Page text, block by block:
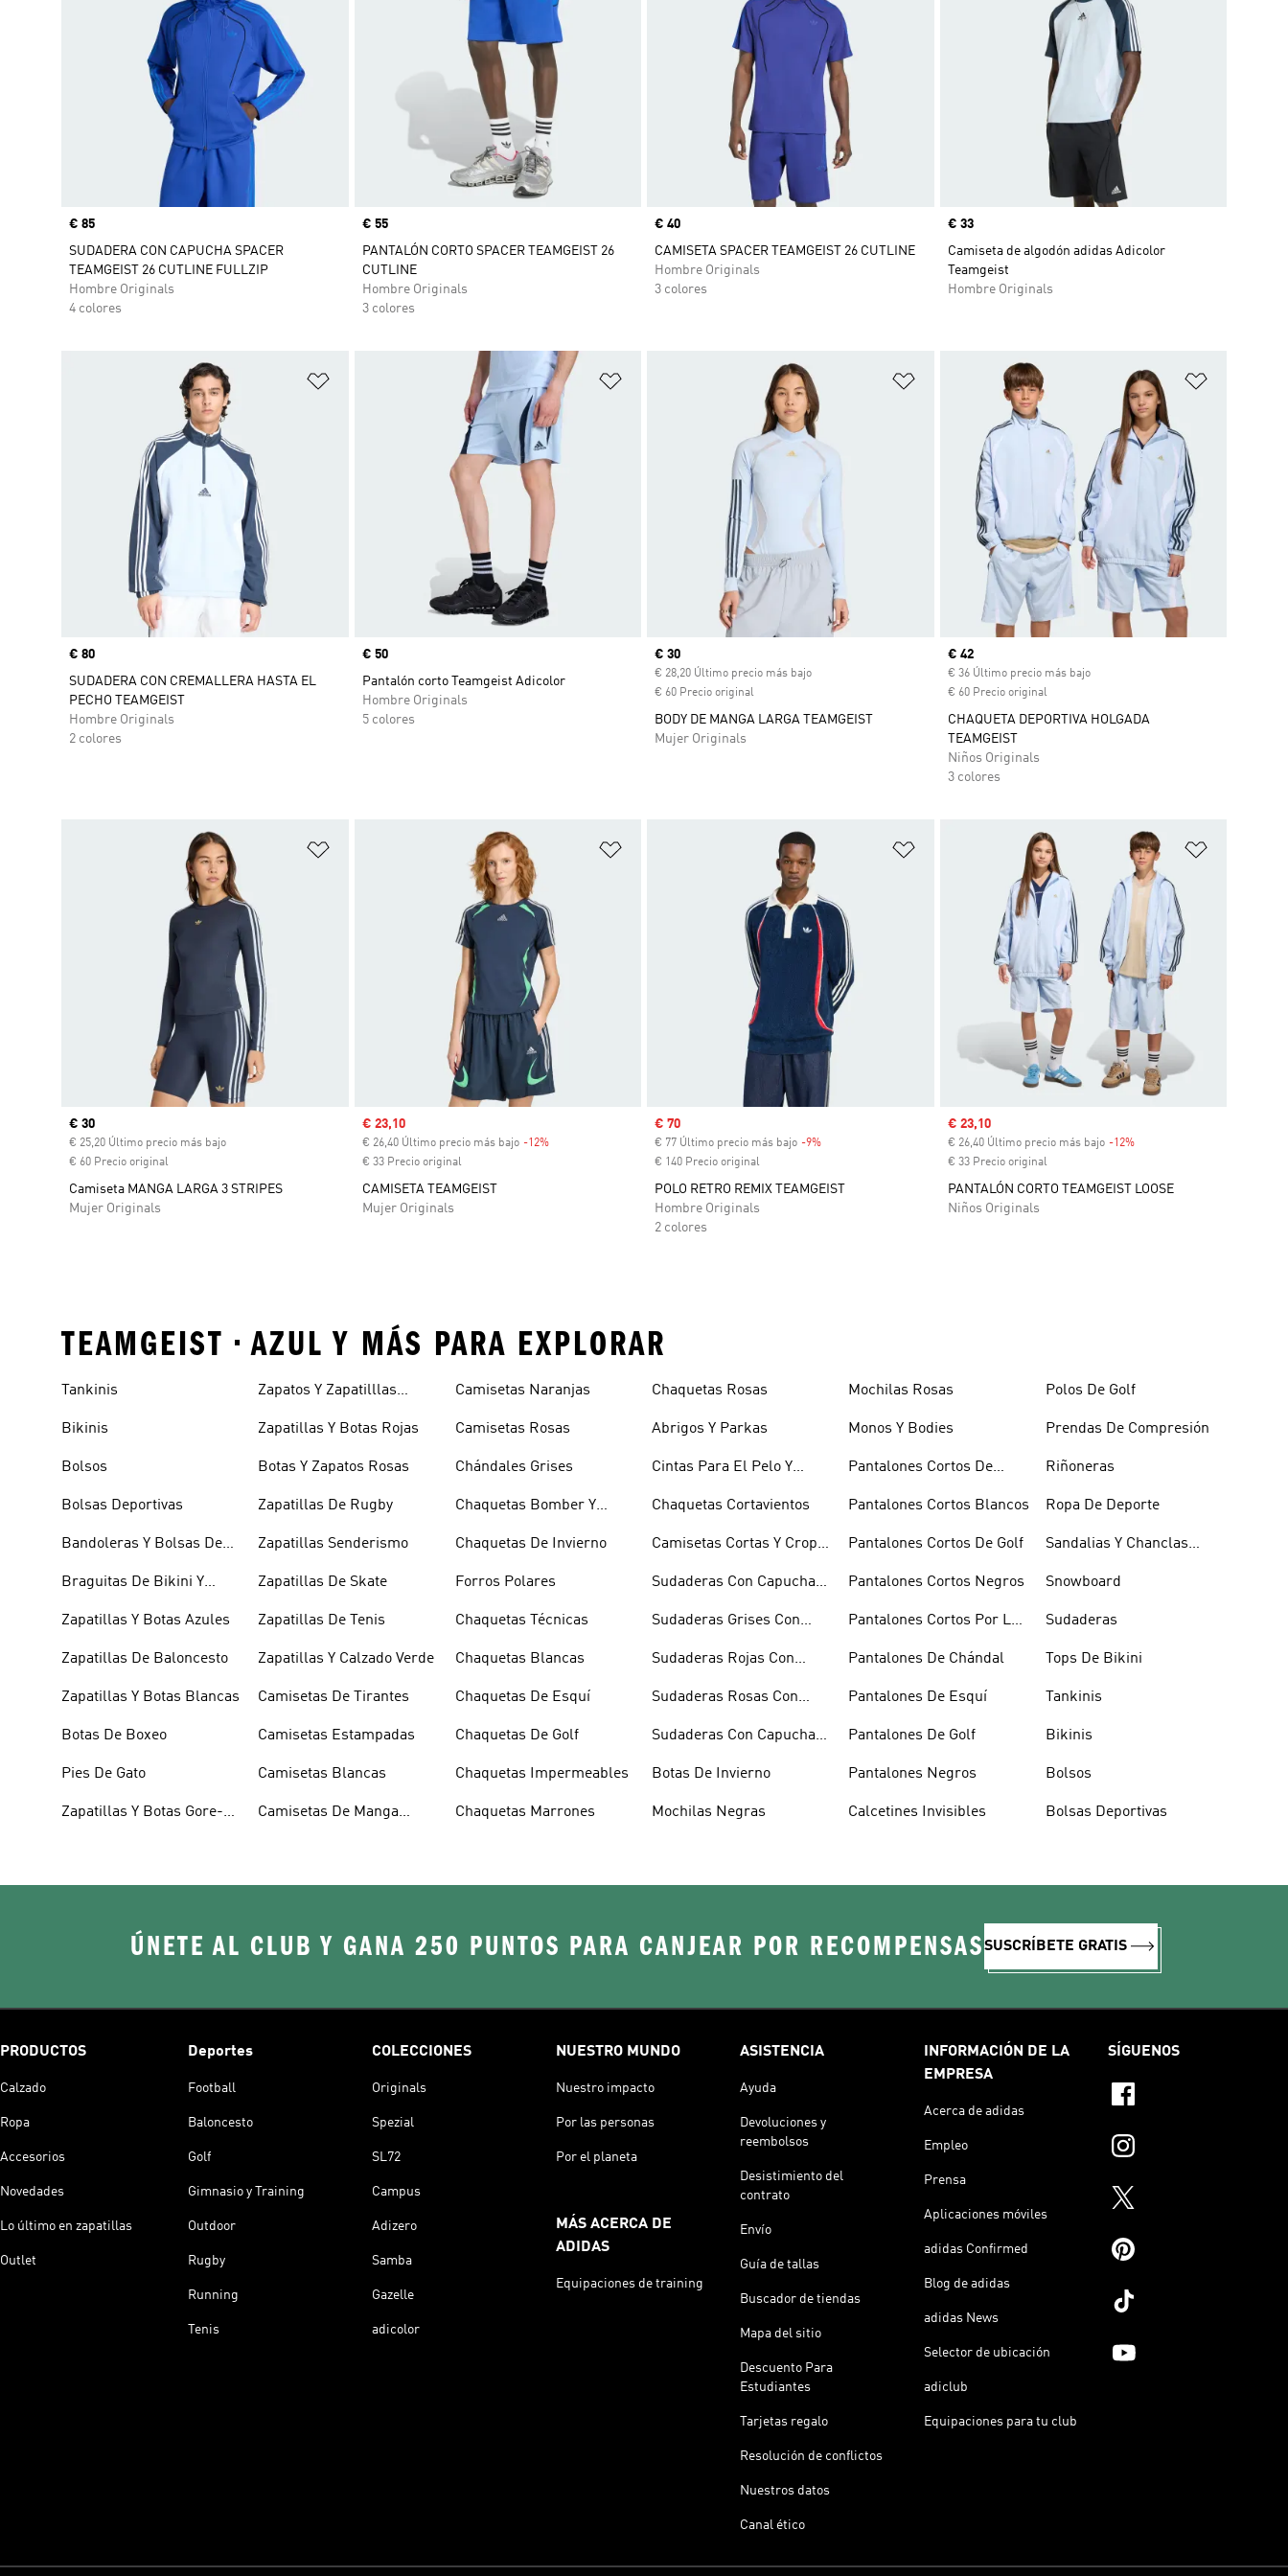
Precio
€ 85
SUDADERA CON CAPUCHA SPACER
TEAMGEIST 26 CUTLINE FULLZIP
Hombre Originals
4 colores
Precio
€ 55
PANTALÓN CORTO SPACER TEAMGEIST 26
CUTLINE
Hombre Originals
3 colores
Precio
€ 40
CAMISETA SPACER TEAMGEIST 26 CUTLINE
Hombre Originals
3 colores
Precio
€ 33
Camiseta de algodón adidas Adicolor
Teamgeist
Hombre Originals
Añadir a la lista de deseos
Precio
€ 80
SUDADERA CON CREMALLERA HASTA EL
PECHO TEAMGEIST
Hombre Originals
2 colores
Añadir a la lista de deseos
Precio
€ 50
Pantalón corto Teamgeist Adicolor
Hombre Originals
5 colores
Añadir a la lista de deseos
Precio actual
€ 30
€ 28,20 Último precio más bajo
€ 60 Precio original
BODY DE MANGA LARGA TEAMGEIST
Mujer Originals
Precio actual
€ 42
€ 36 Último precio más bajo
€ 60 Precio original
CHAQUETA DEPORTIVA HOLGADA
TEAMGEIST
Niños Originals
3 colores
Añadir a la lista de deseos
Precio actual
€ 30
€ 25,20 Último precio más bajo
€ 60 Precio original
Camiseta MANGA LARGA 3 STRIPES
Mujer Originals
Añadir a la lista de deseos
Precio de venta
€ 23,10
€ 26,40 Último precio más bajo -12%Descuento
€ 33 Precio original
CAMISETA TEAMGEIST
Mujer Originals
Añadir a la lista de deseos
Precio de venta
€ 70
€ 77 Último precio más bajo -9%
€ 140 Precio original
POLO RETRO REMIX TEAMGEIST
Hombre Originals
2 colores
Precio de venta
€ 23,10
€ 26,40 Último precio más bajo -12%Descuento
€ 33 Precio original
PANTALÓN CORTO TEAMGEIST LOOSE
Niños Originals
TEAMGEIST • AZUL Y MÁS PARA EXPLORAR
Tankinis
Bikinis
Bolsos
Bolsas Deportivas
Bandoleras Y Bolsas De
Braguitas De Bikini Y
Zapatillas Y Botas Azules
Zapatillas De Baloncesto
Zapatillas Y Botas Blancas
Botas De Boxeo
Pies De Gato
Zapatillas Y Botas Gore-
Zapatos Y Zapatilllas
Zapatillas Y Botas Rojas
Botas Y Zapatos Rosas
Zapatillas De Rugby
Zapatillas Senderismo
Zapatillas De Skate
Zapatillas De Tenis
Zapatillas Y Calzado Verde
Camisetas De Tirantes
Camisetas Estampadas
Camisetas Blancas
Camisetas De Manga
Camisetas Naranjas
Camisetas Rosas
Chándales Grises
Chaquetas Bomber Y
Chaquetas De Invierno
Forros Polares
Chaquetas Técnicas
Chaquetas Blancas
Chaquetas De Esquí
Chaquetas De Golf
Chaquetas Impermeables
Chaquetas Marrones
Chaquetas Rosas
Abrigos Y Parkas
Cintas Para El Pelo Y
Chaquetas Cortavientos
Camisetas Cortas Y Crop
Sudaderas Con Capucha
Sudaderas Grises Con
Sudaderas Rojas Con
Sudaderas Rosas Con
Sudaderas Con Capucha
Botas De Invierno
Mochilas Negras
Mochilas Rosas
Monos Y Bodies
Pantalones Cortos De
Pantalones Cortos Blancos
Pantalones Cortos De Golf
Pantalones Cortos Negros
Pantalones Cortos Por La
Pantalones De Chándal
Pantalones De Esquí
Pantalones De Golf
Pantalones Negros
Calcetines Invisibles
Polos De Golf
Prendas De Compresión
Riñoneras
Ropa De Deporte
Sandalias Y Chanclas
Snowboard
Sudaderas
Tops De Bikini
Tankinis
Bikinis
Bolsos
Bolsas Deportivas
ÚNETE AL CLUB Y GANA 250 PUNTOS PARA CANJEAR POR RECOMPENSASSUSCRÍBETE GRATIS
PRODUCTOS
Calzado
Ropa
Accesorios
Novedades
Lo último en zapatillas
Outlet
Deportes
Football
Baloncesto
Golf
Gimnasio y Training
Outdoor
Rugby
Running
Tenis
COLECCIONES
Originals
Spezial
SL72
Campus
Adizero
Samba
Gazelle
adicolor
NUESTRO MUNDO
Nuestro impacto
Por las personas
Por el planeta
MÁS ACERCA DE
ADIDAS
Equipaciones de training
ASISTENCIA
Ayuda
Devoluciones y
reembolsos
Desistimiento del
contrato
Envío
Guía de tallas
Buscador de tiendas
Mapa del sitio
Descuento Para
Estudiantes
Tarjetas regalo
Resolución de conflictos
Nuestros datos
Canal ético
INFORMACIÓN DE LA
EMPRESA
Acerca de adidas
Empleo
Prensa
Aplicaciones móviles
adidas Confirmed
Blog de adidas
adidas News
Selector de ubicación
adiclub
Equipaciones para tu club
SÍGUENOS